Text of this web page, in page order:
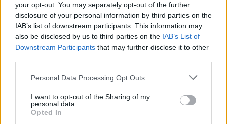
your opt-out. You may separately opt-out of the further
disclosure of your personal information by third parties on the
IAB’s list of downstream participants. This information may
also be disclosed by us to third parties on the IAB’s List of
Downstream Participants that may further disclose it to other
Please note that this website/app uses one or more Google
not limited to your visit or usage behaviour. You may click to
grant or deny consent to Google and its third-party tags to
use your data for below specified purposes in below Google
Personal Data Processing Opt Outs
I want to opt-out of the Sharing of my
personal data.
Opted In
Η Toyota φέρνει νέα γενιά
μπαταριών για τα υβριδικά
της
Σε κινεζική… πολιορκία η
ευρωπαϊκή
αυτοκινητοβιομηχανία
Νέο Audi A2 e-tron με στόχο την κορυφή της
αποδοτικότητας